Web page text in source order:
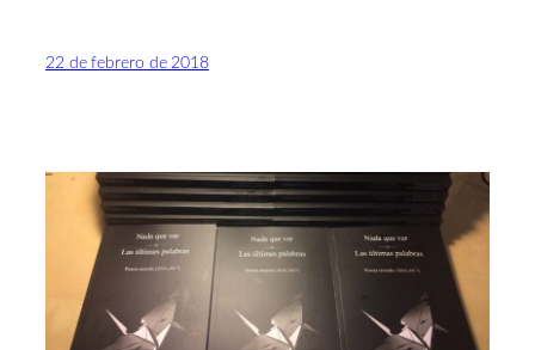
22 de febrero de 2018